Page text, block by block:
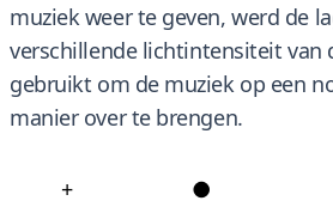
muziek weer te geven, werd de
verschillende lichtintensiteit van
gebruikt om de muziek op een
manier over te brengen.
+ ●